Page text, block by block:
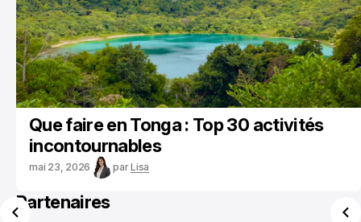
Que faire en Tonga : Top 30 activités
incontournables
mai 23, 2026 parLisa
Partenaires